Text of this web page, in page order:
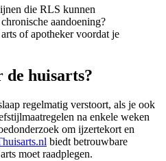
die RLS kunnen
aandoening?
of apotheker voordat je
de huisarts?
regelmatig verstoort, als je ook
na enkele weken
om ijzertekort en
biedt betrouwbare
moet raadplegen.